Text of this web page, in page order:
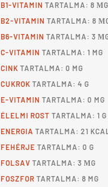
B1-VITAMIN TARTALMA: 8 ΜG
B2-VITAMIN TARTALMA: 8
B6-VITAMIN TARTALMA: 3
C-VITAMIN TARTALMA: 1 MG
CINK TARTALMA: 0 MG
CUKROK TARTALMA: 4 G
E-VITAMIN TARTALMA: 0 MG
ÉLELMI ROST TARTALMA: 1 G
ENERGIA TARTALMA: 21
FEHÉRJE TARTALMA: 0 G
FOLSAV TARTALMA: 3 ΜG
FOSZFOR TARTALMA: 8 MG